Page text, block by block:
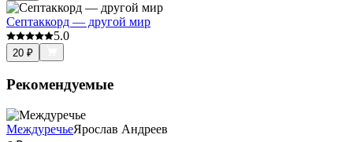
Септаккорд — другой мир
5.0
20 ₽
Рекомендуемые
МеждуречьеЯрослав Андреев